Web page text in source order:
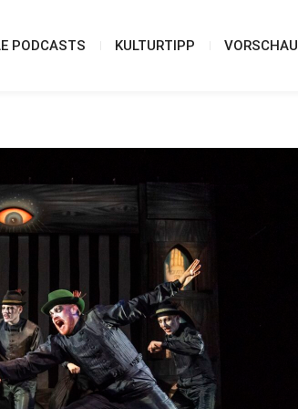
PODCASTS KULTURTIPP VORSCHAU